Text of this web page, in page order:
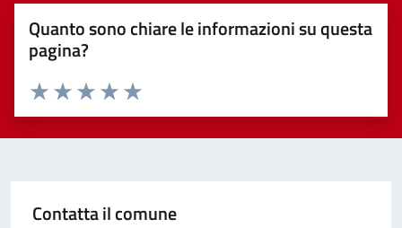
Quanto sono chiare le informazioni su questa
pagina?
Valuta 5 stelle su 5
Valuta 4 stelle su 5
Valuta 3 stelle su 5
Valuta 2 stelle su 5
Valuta 1 stelle su 5
Contatta il comune